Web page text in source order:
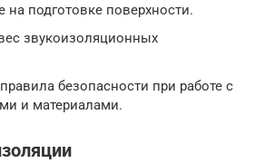
на подготовке поверхности.
звукоизоляционных
безопасности при работе с
и материалами.